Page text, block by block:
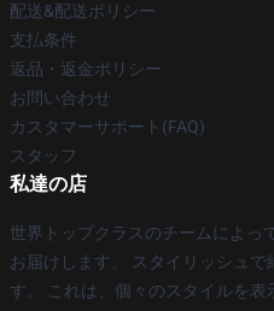
配送&配送ポリシー
支払条件
返品・返金ポリシー
お問い合わせ
カスタマーサポート(FAQ)
スタッフ
私達の店
世界トップクラスのチームによっ
お届けします。 スタイリッシュで
す。 これは、個々のスタイルを